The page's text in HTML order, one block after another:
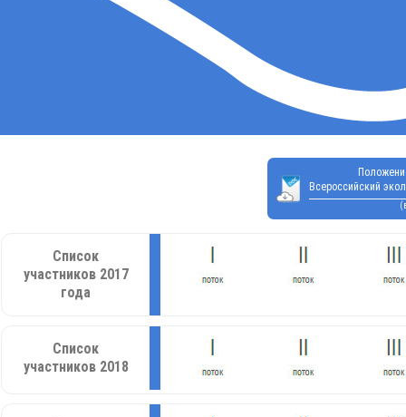
Всероссийский
Список
участников 2017
года
Список
участников 2018